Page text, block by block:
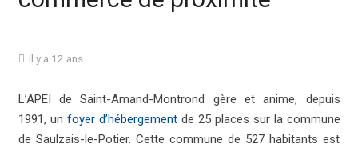
il y a 12 ans
L’APEI de Saint-Amand-Montrond gère et anime, depuis
1991, un foyer d’hébergementde 25 places sur la commune
de Saulzais-le-Potier. Cette commune de 527 habitants est